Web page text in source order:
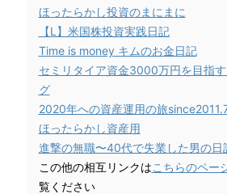
ほったらかし投資のまにまに
【L】米国株投資実践日記
Time is money キムのお金日記
セミリタイア資金3000万円を目指す
グ
2020年への資産運用の旅
ほったらかし資産用
進撃の無職〜40代で失業した男の日
この他の相互リンクはこちらのペー
覧ください